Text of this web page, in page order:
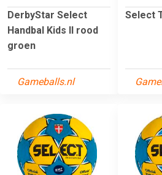
DerbyStar Select
Handbal Kids II rood
groen
Gameballs.nl
Select